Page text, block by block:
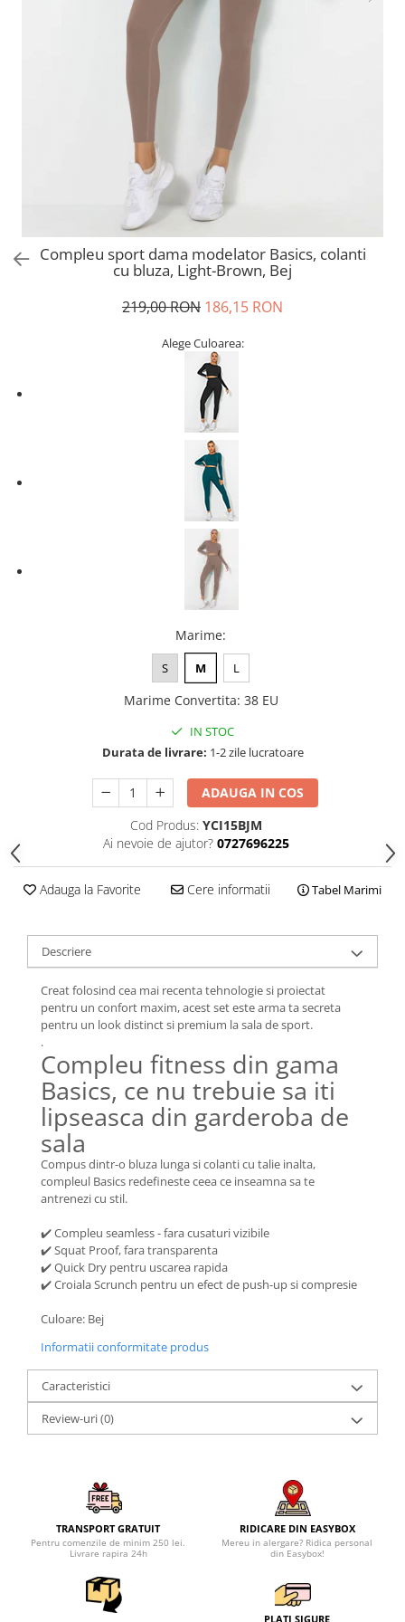
Compleu sport dama modelator Basics, colanti
cu bluza, Light-Brown, Bej
219,00 RON 186,15 RON
Alege Culoarea:
Marime:
S M L
Marime Convertita: 38 EU
IN STOC
Durata de livrare: 1-2 zile lucratoare
ADAUGA IN COS
Cod Produs: YCI15BJM
Ai nevoie de ajutor? 0727696225
Adauga la Favorite Cere informatii Tabel Marimi
Descriere
Creat folosind cea mai recenta tehnologie si proiectat
pentru un confort maxim, acest set este arma ta secreta
pentru un look distinct si premium la sala de sport.
.
Compleu fitness din gama
Basics, ce nu trebuie sa iti
lipseasca din garderoba de
sala
Compus dintr-o bluza lunga si colanti cu talie inalta,
compleul Basics redefineste ceea ce inseamna sa te
antrenezi cu stil.
✔️ Compleu seamless - fara cusaturi vizibile
✔️ Squat Proof, fara transparenta
✔️ Quick Dry pentru uscarea rapida
✔️ Croiala Scrunch pentru un efect de push-up si compresie
Culoare: Bej
Informatii conformitate produs
Caracteristici
Review-uri(0)
TRANSPORT GRATUIT
Pentru comenzile de minim 250 lei.
Livrare rapira 24h
RIDICARE DIN EASYBOX
Mereu in alergare? Ridica personal
din Easybox!
PLATI SIGURE